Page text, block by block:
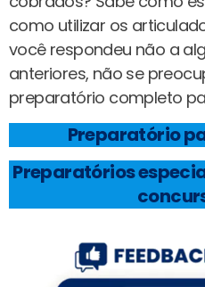
como utilizar os
você respondeu não a
anteriores, não se
preparatório completo
Preparatório
Preparatórios